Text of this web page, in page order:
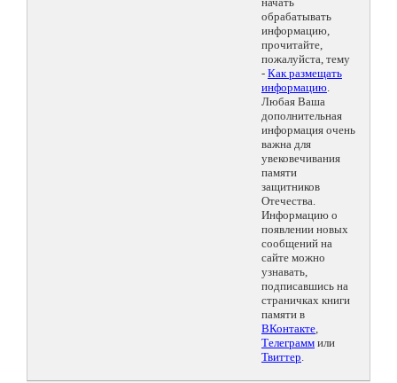
обрабатывать
информацию,
прочитайте,
пожалуйста, тему
- Как размещать
информацию.
Любая Ваша
дополнительная
информация очень
важна для
увековечивания
памяти
защитников
Отечества.
Информацию о
появлении новых
сообщений на
сайте можно
узнавать,
подписавшись на
страничках книги
памяти в
ВКонтакте,
Телеграмм или
Твиттер.